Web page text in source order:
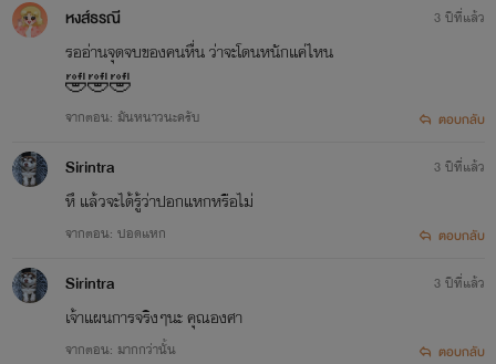
หงส์ธรณี
รออ่านจุดจบของคนหื่น ว่าจะโดนหนักแค่ไหน
🤣🤣🤣
จากตอน: มันหนาวนะครับ
3 ปีที่แล้ว
ตอบกลับ
Sirintra
หึ แล้วจะได้รู้ว่าปอกแหกหรือไม่
จากตอน: ปอดแหก
3 ปีที่แล้ว
ตอบกลับ
Sirintra
เจ้าแผนการจริงๆนะ คุณองศา
จากตอน: มากกว่านั้น
3 ปีที่แล้ว
ตอบกลับ